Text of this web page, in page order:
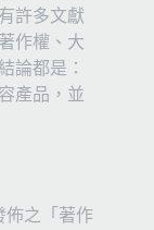
許多文獻
作權、大
論都是：
產品，並
佈之「著作